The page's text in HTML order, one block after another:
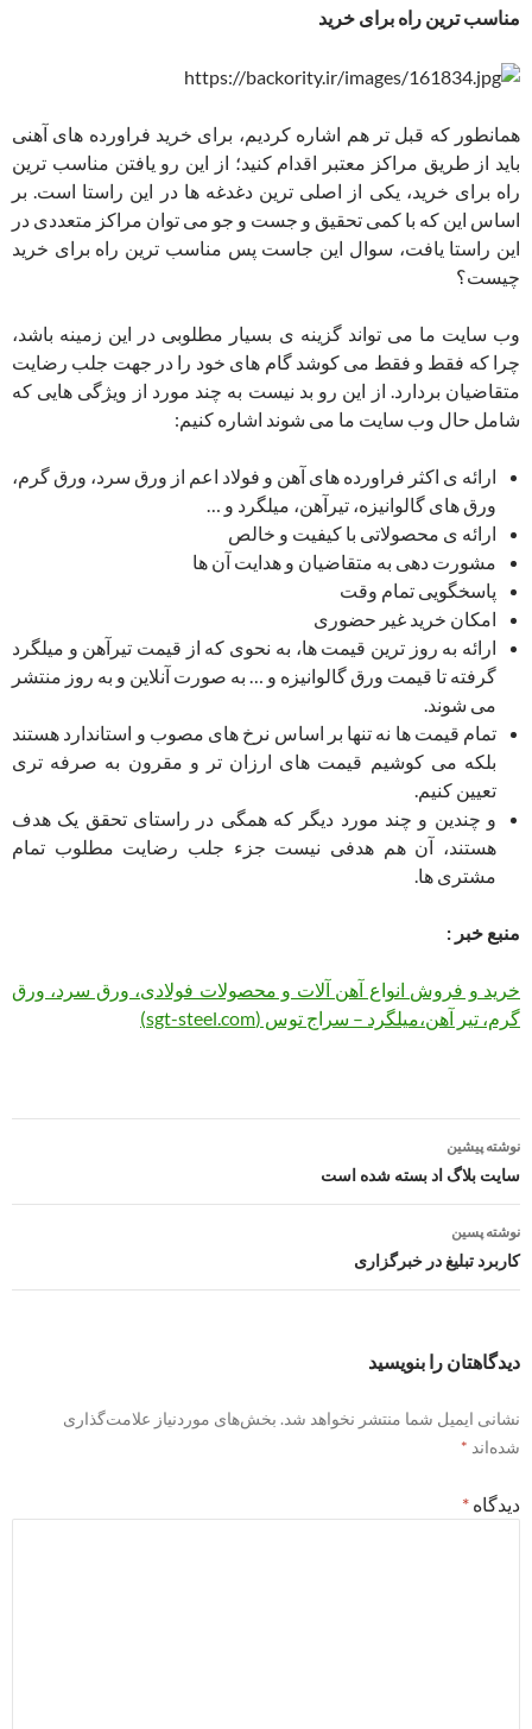
مناسب ترین راه برای خرید
همانطور که قبل تر هم اشاره کردیم، برای خرید فراورده های آهنی
باید از طریق مراکز معتبر اقدام کنید؛ از این رو یافتن مناسب ترین
راه برای خرید، یکی از اصلی ترین دغدغه ها در این راستا است. بر
اساس این که با کمی تحقیق و جست و جو می توان مراکز متعددی در
این راستا یافت، سوال این جاست پس مناسب ترین راه برای خرید
چیست؟
وب سایت ما می تواند گزینه ی بسیار مطلوبی در این زمینه باشد،
چرا که فقط و فقط می کوشد گام های خود را در جهت جلب رضایت
متقاضیان بردارد. از این رو بد نیست به چند مورد از ویژگی هایی که
شامل حال وب سایت ما می شوند اشاره کنیم:
ارائه ی اکثر فراورده های آهن و فولاد اعم از ورق سرد، ورق گرم،
ورق های گالوانیزه، تیرآهن، میلگرد و …
ارائه ی محصولاتی با کیفیت و خالص
مشورت دهی به متقاضیان و هدایت آن ها
پاسخگویی تمام وقت
امکان خرید غیر حضوری
ارائه به روز ترین قیمت ها، به نحوی که از قیمت تیرآهن و میلگرد
گرفته تا قیمت ورق گالوانیزه و … به صورت آنلاین و به روز منتشر
می شوند.
تمام قیمت ها نه تنها بر اساس نرخ های مصوب و استاندارد هستند
بلکه می کوشیم قیمت های ارزان تر و مقرون به صرفه تری
تعیین کنیم.
و چندین و چند مورد دیگر که همگی در راستای تحقق یک هدف
هستند، آن هم هدفی نیست جزء جلب رضایت مطلوب تمام
مشتری ها.
منبع خبر :
خرید و فروش انواع آهن آلات و محصولات فولادی، ورق سرد، ورق
گرم، تیر آهن،میلگرد – سراج توس (sgt-steel.com)
ناوبری
نوشته
نوشته پیشین
سایت بلاگ اد بسته شده است
نوشته پسین
کاربرد تبلیغ در خبرگزاری
دیدگاهتان را بنویسید
نشانی ایمیل شما منتشر نخواهد شد. بخش‌های موردنیاز علامت‌گذاری
شده‌اند *
دیدگاه *